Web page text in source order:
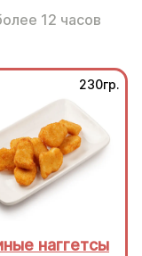
12 часов
230гр.
наггетсы